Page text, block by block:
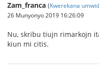
Zam_franca (Kwerekana
26 Munyonyo 2019 16:26:09
Nu, skribu tiujn rimarkojn
kiun mi citis.